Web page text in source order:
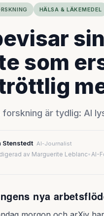
HÄLSA & LÄKEMEDEL
som
forskning är tydlig: AI
Stenstedt AI-Journalist
av Marguerite Leblanc•AI-
nya